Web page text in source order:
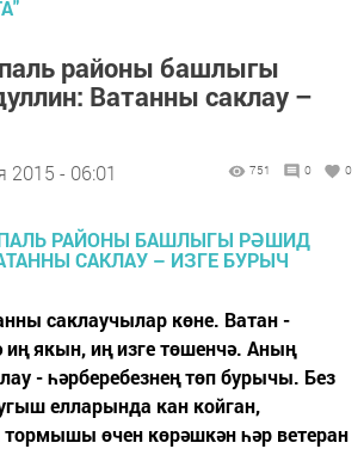
районы башлыгы
Ватанны саклау –
2015 - 06:01 751 0 0
саклаучылар көне. Ватан -
иң якын, иң изге төшенчә. Аның
- һәрберебезнең төп бурычы. Без
елларында кан койган,
өчен көрәшкән һәр ветеран